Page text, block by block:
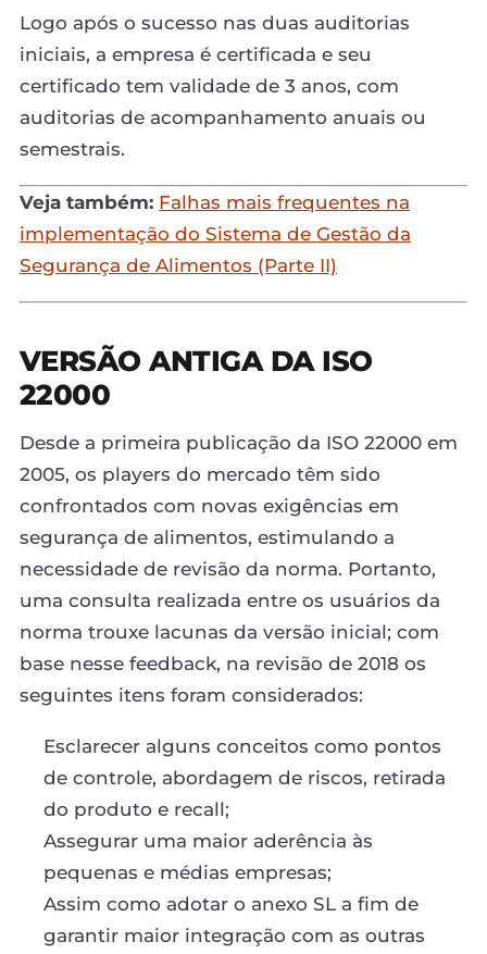
Logo após o sucesso nas duas auditorias
iniciais, a empresa é certificada e seu
certificado tem validade de 3 anos, com
auditorias de acompanhamento anuais ou
semestrais.
Veja também: Falhas mais frequentes na
implementação do Sistema de Gestão da
Segurança de Alimentos (Parte II)
VERSÃO ANTIGA DA ISO
22000
Desde a primeira publicação da ISO 22000 em
2005, os players do mercado têm sido
confrontados com novas exigências em
segurança de alimentos, estimulando a
necessidade de revisão da norma. Portanto,
uma consulta realizada entre os usuários da
norma trouxe lacunas da versão inicial; com
base nesse feedback, na revisão de 2018 os
seguintes itens foram considerados:
Esclarecer alguns conceitos como pontos
de controle, abordagem de riscos, retirada
do produto e recall;
Assegurar uma maior aderência às
pequenas e médias empresas;
Assim como adotar o anexo SL a fim de
garantir maior integração com as outras